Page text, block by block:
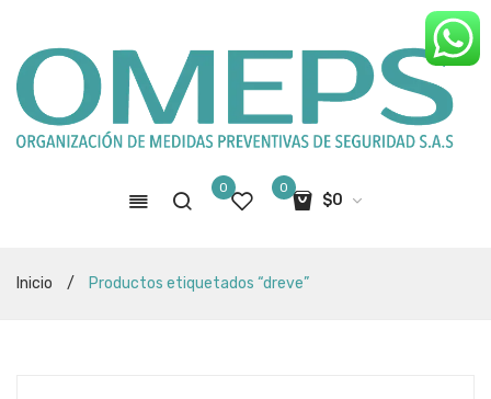
0 0
$0
compras
Inicio / Productos etiquetados “dreve”